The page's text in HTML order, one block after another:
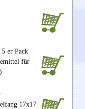
5 er Pack
für
17x17